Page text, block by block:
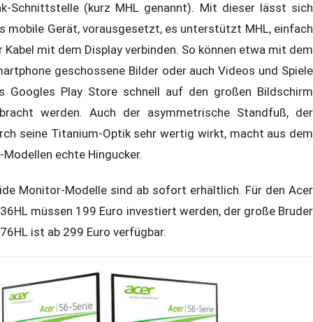
Schnittstelle (kurz MHL genannt). Mit dieser lässt sich
mobile Gerät, vorausgesetzt, es unterstützt MHL, einfach
Kabel mit dem Display verbinden. So können etwa mit dem
geschossene Bilder oder auch Videos und Spiele
Googles Play Store schnell auf den großen Bildschirm
werden. Auch der asymmetrische Standfuß, der
seine Titanium-Optik sehr wertig wirkt, macht aus dem
Modellen echte Hingucker.
Monitor-Modelle sind ab sofort erhältlich. Für den Acer
müssen 199 Euro investiert werden, der große Bruder
ist ab 299 Euro verfügbar.